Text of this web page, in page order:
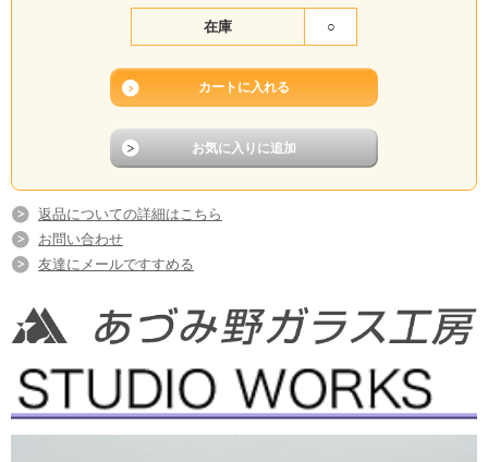
在庫 ○
返品についての詳細はこちら
お問い合わせ
友達にメールですすめる